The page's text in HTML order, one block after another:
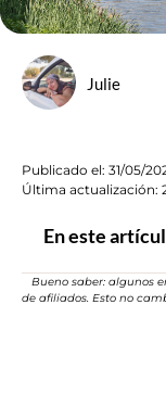
Julie
Publicado el: 31/05/
Última actualización:
En este
Bueno saber: algunos
de afiliados. Esto no